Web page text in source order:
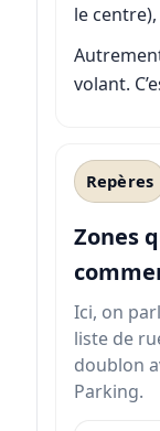
le
volant.
Repères
Zones
Ici, on
liste de
doublon
Parking.